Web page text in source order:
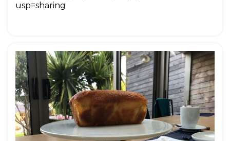
usp=sharing